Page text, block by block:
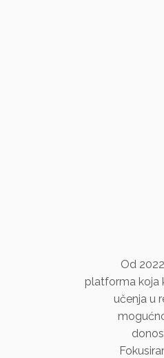
Od
platforma koja
učenja u